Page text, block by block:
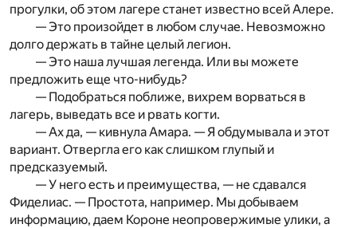
прогулки, об этом лагере станет известно всей Алере.
— Это произойдет в любом случае. Невозможно
долго держать в тайне целый легион.
— Это наша лучшая легенда. Или вы можете
предложить еще что-нибудь?
— Подобраться поближе, вихрем ворваться в
лагерь, выведать все и рвать когти.
— Ах да, — кивнула Амара. — Я обдумывала и этот
вариант. Отвергла его как слишком глупый и
предсказуемый.
— У него есть и преимущества, — не сдавался
Фиделиас. — Простота, например. Мы добываем
информацию, даем Короне неопровержимые улики, а